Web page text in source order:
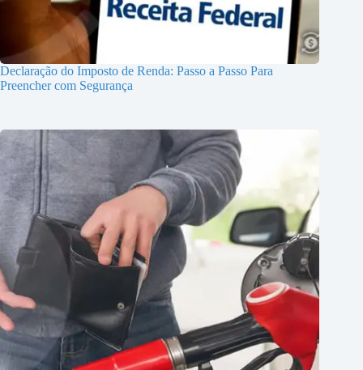
Declaração do Imposto de Renda: Passo a Passo Para
Preencher com Segurança